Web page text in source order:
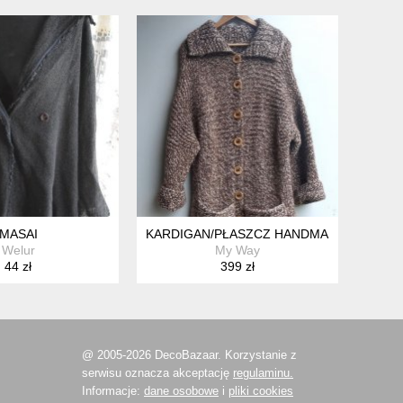
HV166
MASAI
Welur
44 zł
KARDIGAN/PŁASZCZ HANDMADE
My Way
399 zł
@ 2005-2026 DecoBazaar. Korzystanie z
serwisu oznacza akceptację regulaminu.
Informacje: dane osobowe i pliki cookies